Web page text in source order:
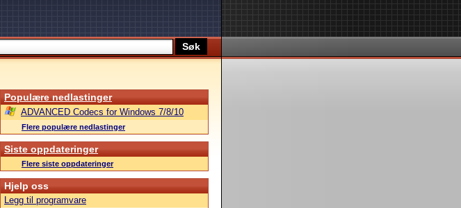
Populære nedlastinger
ADVANCED Codecs for Windows 7/8/10
Flere populære nedlastinger
Siste oppdateringer
Flere siste oppdateringer
Hjelp oss
Legg til programvare